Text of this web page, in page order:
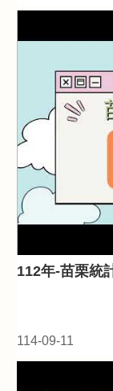
114-09-11